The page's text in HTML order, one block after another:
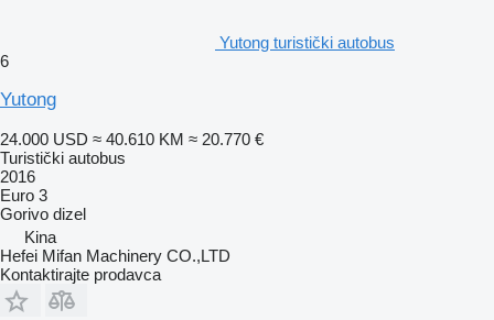
Yutong turistički autobus
6
Yutong
24.000 USD ≈ 40.610 KM ≈ 20.770 €
Turistički autobus
2016
Euro 3
Gorivo dizel
Kina
Hefei Mifan Machinery CO.,LTD
Kontaktirajte prodavca